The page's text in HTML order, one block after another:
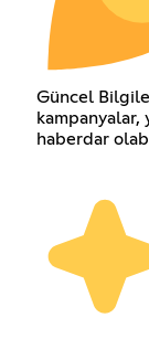
Güncel
haberdar